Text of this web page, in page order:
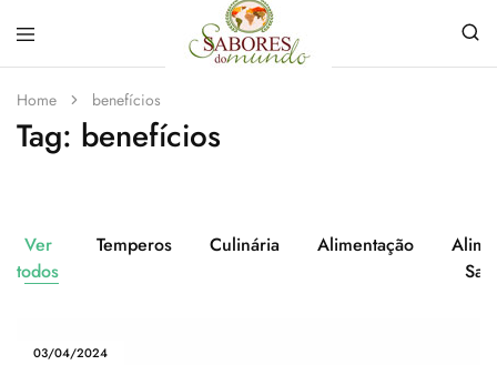
do
Mundo
loja
de
Temperos
e
Home benefícios
Tag: benefícios
Ver
todos
Temperos Culinária Alimentação
03/04/2024